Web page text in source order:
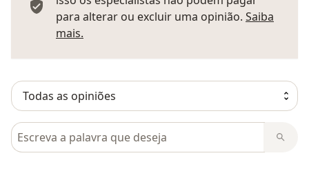
para alterar ou excluir uma opinião. Saiba
mais.
Pesquisar em opiniões